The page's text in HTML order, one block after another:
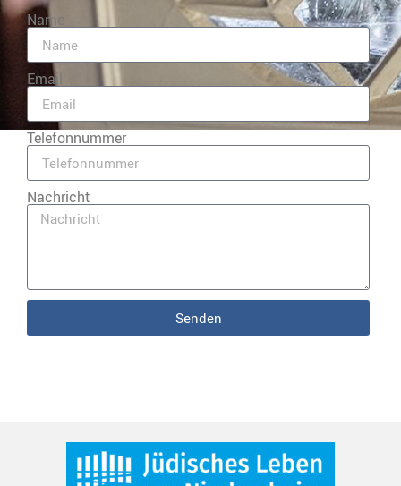
Name
Email
Telefonnummer
Nachricht
Senden